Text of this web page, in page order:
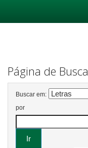
Página de Busca
Buscar em:
por